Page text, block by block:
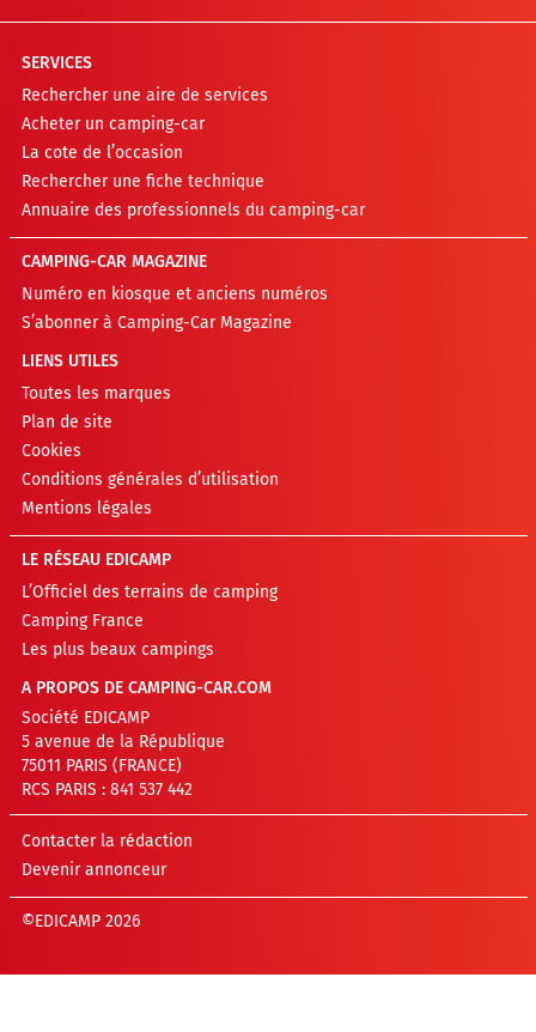
SERVICES
Rechercher une aire de services
Acheter un camping-car
La cote de l’occasion
Rechercher une fiche technique
Annuaire des professionnels du camping-car
CAMPING-CAR MAGAZINE
Numéro en kiosque et anciens numéros
S’abonner à Camping-Car Magazine
LIENS UTILES
Toutes les marques
Plan de site
Cookies
Conditions générales d’utilisation
Mentions légales
LE RÉSEAU EDICAMP
L’Officiel des terrains de camping
Camping France
Les plus beaux campings
A PROPOS DE CAMPING-CAR.COM
Société EDICAMP
5 avenue de la République
75011 PARIS (FRANCE)
RCS PARIS : 841 537 442
Contacter la rédaction
Devenir annonceur
©EDICAMP 2026